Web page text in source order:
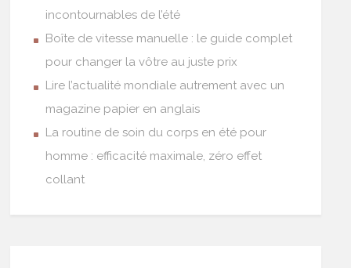
incontournables de l’été
Boîte de vitesse manuelle : le guide complet
pour changer la vôtre au juste prix
Lire l’actualité mondiale autrement avec un
magazine papier en anglais
La routine de soin du corps en été pour
homme : efficacité maximale, zéro effet
collant